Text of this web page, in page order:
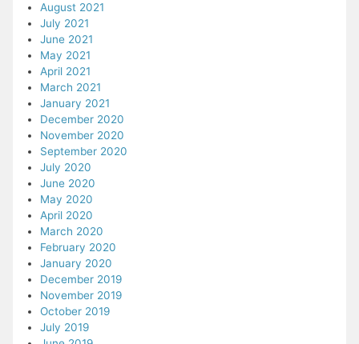
August 2021
July 2021
June 2021
May 2021
April 2021
March 2021
January 2021
December 2020
November 2020
September 2020
July 2020
June 2020
May 2020
April 2020
March 2020
February 2020
January 2020
December 2019
November 2019
October 2019
July 2019